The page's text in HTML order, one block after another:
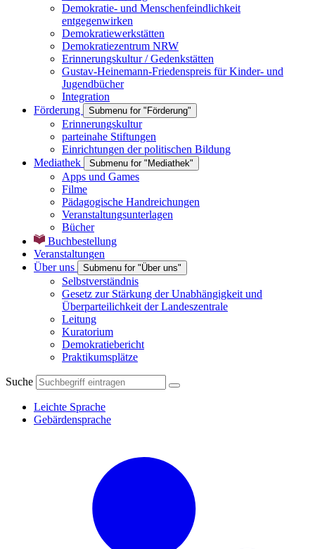
Demokratie- und Menschenfeindlichkeit
entgegenwirken
Demokratiewerkstätten
Demokratiezentrum NRW
Erinnerungskultur / Gedenkstätten
Gustav-Heinemann-Friedenspreis für Kinder- und
Jugendbücher
Integration
Förderung
Submenu for "Förderung"
Erinnerungskultur
parteinahe Stiftungen
Einrichtungen der politischen Bildung
Mediathek
Submenu for "Mediathek"
Apps und Games
Filme
Pädagogische Handreichungen
Veranstaltungsunterlagen
Bücher
Buchbestellung
Veranstaltungen
Über uns
Submenu for "Über uns"
Selbstverständnis
Gesetz zur Stärkung der Unabhängigkeit und
Überparteilichkeit der Landeszentrale
Leitung
Kuratorium
Demokratiebericht
Praktikumsplätze
Suche
Leichte Sprache
Gebärdensprache